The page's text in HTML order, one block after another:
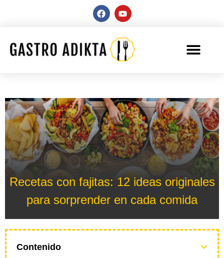
Recetas con fajitas: 12 ideas originales
para sorprender en cada comida
Contenido